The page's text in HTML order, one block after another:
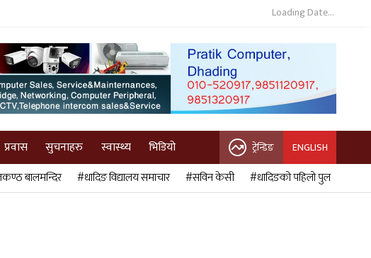
Loading Date...
प्रवास सुचनाहरु स्वास्थ्य भिडियो ट्रेन्डिङ ENGLISH
बालमन्दिर #धादिङ विद्यालय समाचार #सविन केसी #धादिङको पहिलो पुल